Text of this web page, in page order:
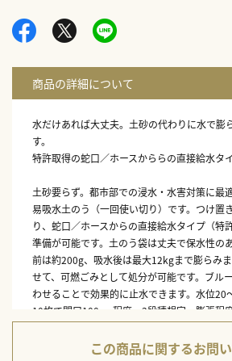
水だけあれば大丈夫。土砂の代わりに水で膨
す。
特許取得の蛇口／ホースかららの直接給水タイ
土砂要らず。都市部での浸水・水害対策に最
易吸水土のう（一回使い切り）です。つけ置
り、蛇口／ホースからの直接給水タイプ（特
準備が可能です。土のう袋は丈夫で保水性の
前は約200g、吸水後は最大12kgまで膨らみ
せて、可燃ごみとして処分が可能です。ブル
わせることで効果的に止水できます。水位20
10枚で間口100cm程度、3段積想定、膨張程
※海水に対する使用や海水での膨張には対応
この商品に関するお問